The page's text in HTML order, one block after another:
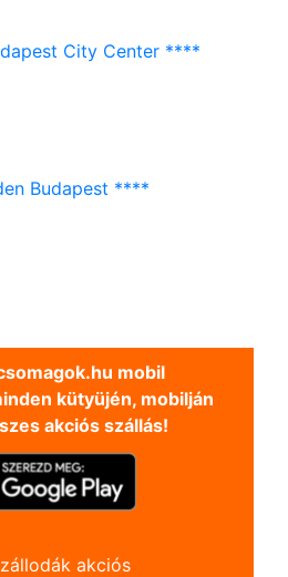
City Center ****
Budapest ****
mobil
kütyüjén, mobilján
akciós szállás!
akciós